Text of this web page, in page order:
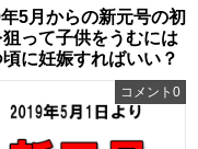
5月からの新元号の初
狙って子供をうむには
頃に妊娠すればいい？
コメント0